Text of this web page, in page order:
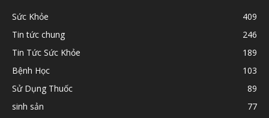
Sức Khỏe
409
Tin tức chung
246
Tin Tức Sức Khỏe
189
Bệnh Học
103
Sử Dụng Thuốc
89
sinh sản
77